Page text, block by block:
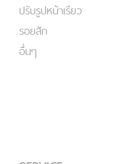
ปรับรูปหน้าเรียว
รอยสัก
อื่นๆ